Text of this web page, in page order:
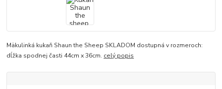
Mäkulinká kukaň Shaun the Sheep SKLADOM dostupná v rozmeroch:
dĺžka spodnej časti 44cm x 36cm. celý popis